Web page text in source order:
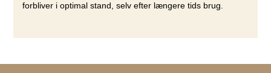
forbliver i optimal stand, selv efter længere tids brug.